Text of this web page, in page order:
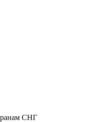
СНГ